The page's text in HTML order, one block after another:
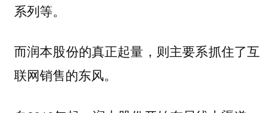
系列等。
而润本股份的真正起量，则主要系抓住了互
联网销售的东风。